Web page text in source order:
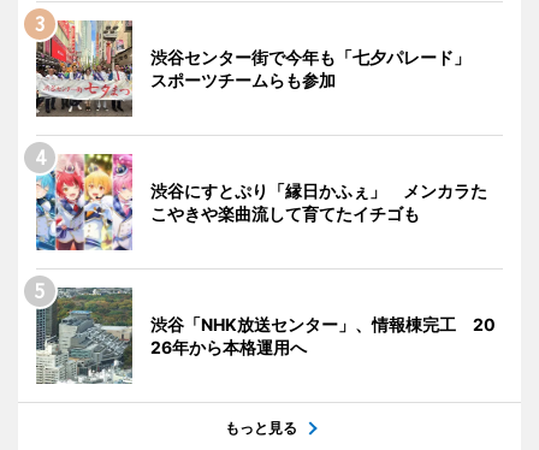
渋谷センター街で今年も「七夕パレード」
スポーツチームらも参加
渋谷にすとぷり「縁日かふぇ」 メンカラた
こやきや楽曲流して育てたイチゴも
渋谷「NHK放送センター」、情報棟完工 20
26年から本格運用へ
もっと見る